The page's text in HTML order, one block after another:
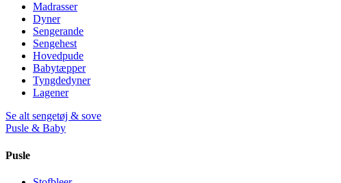
Madrasser
Dyner
Sengerande
Sengehest
Hovedpude
Babytæpper
Tyngdedyner
Lagener
Se alt sengetøj & sove
Pusle & Baby
Pusle